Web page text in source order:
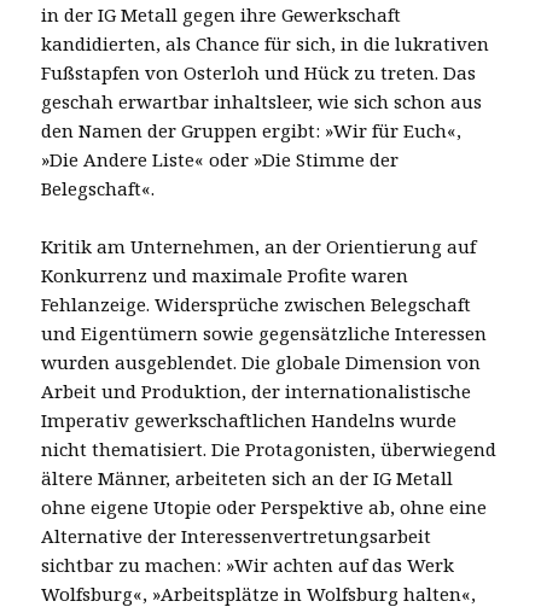
in der IG Metall gegen ihre Gewerkschaft
kandidierten, als Chance für sich, in die lukrativen
Fußstapfen von Osterloh und Hück zu treten. Das
geschah erwartbar inhaltsleer, wie sich schon aus
den Namen der Gruppen ergibt: »Wir für Euch«,
»Die Andere Liste« oder »Die Stimme der
Belegschaft«.
Kritik am Unternehmen, an der Orientierung auf
Konkurrenz und maximale Profite waren
Fehlanzeige. Widersprüche zwischen Belegschaft
und Eigentümern sowie gegensätzliche Interessen
wurden ausgeblendet. Die globale Dimension von
Arbeit und Produktion, der internationalistische
Imperativ gewerkschaftlichen Handelns wurde
nicht thematisiert. Die Protagonisten, überwiegend
ältere Männer, arbeiteten sich an der IG Metall
ohne eigene Utopie oder Perspektive ab, ohne eine
Alternative der Interessenvertretungsarbeit
sichtbar zu machen: »Wir achten auf das Werk
Wolfsburg«, »Arbeitsplätze in Wolfsburg halten«,